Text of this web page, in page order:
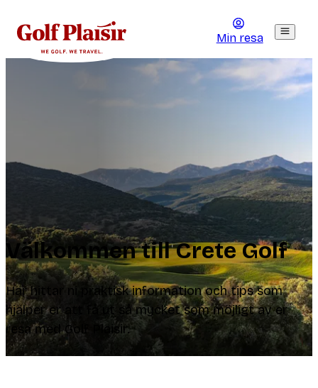
Min resa
Välkommen till Crete Golf
Här hittar ni praktisk information och tips som
hjälper er att få ut så mycket som möjligt av er
resa med Golf Plaisir.